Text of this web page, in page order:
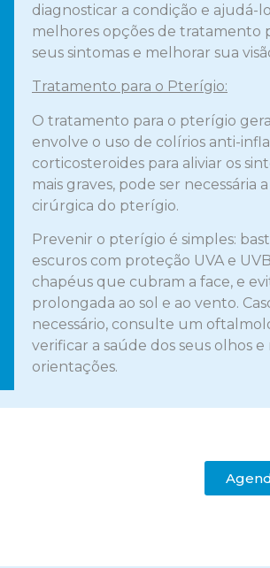
diagnosticar a condição e ajudá-
melhores opções de tratamento
seus sintomas e melhorar sua
Tratamento para o Pterígio:
O tratamento para o pterígio
envolve o uso de colírios anti-
corticosteroides para aliviar os
mais graves, pode ser necessária
cirúrgica do pterígio.
Prevenir o pterígio é simples:
escuros com proteção UVA e
chapéus que cubram a face, e
prolongada ao sol e ao vento.
necessário, consulte um
verificar a saúde dos seus olhos
orientações.